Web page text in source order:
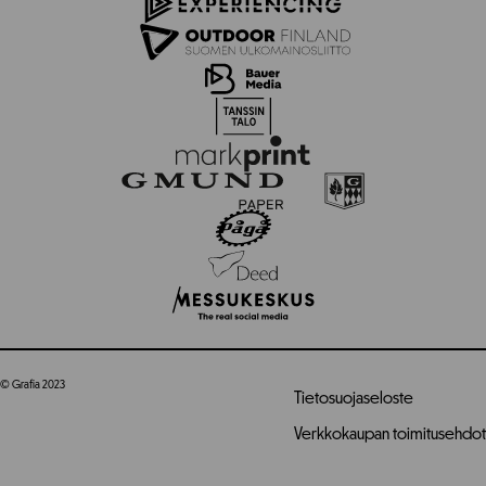
© Grafia 2023
Tietosuojaseloste
Verkkokaupan toimitusehdot